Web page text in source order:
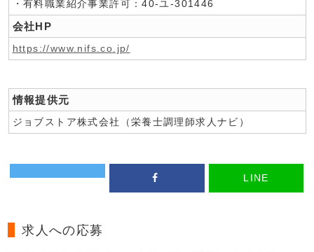
・有料職業紹介事業許可：40-ユ-301446
会社HP
https://www.nifs.co.jp/
情報提供元
ジョブストア株式会社（栄養士調理師求人ナビ）
LINE
求人への応募